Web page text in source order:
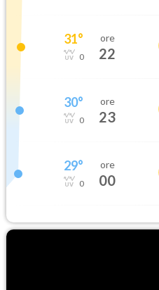
31°
0
ore
22
30°
0
ore
23
29°
0
ore
00